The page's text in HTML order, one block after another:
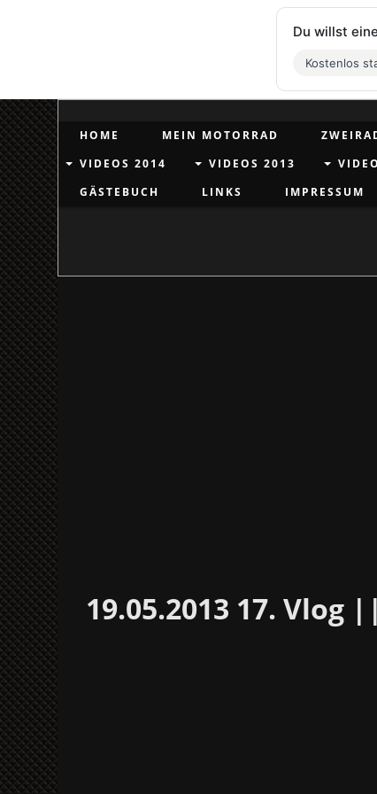
HOME MEIN MOTORRAD
VIDEOS 2014
VIDEOS 2013
GÄSTEBUCH
LINKS IMPRESSUM
19.05.2013 17. Vlog
Du willst
Kostenlos